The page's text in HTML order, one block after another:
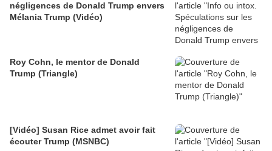
négligences de Donald Trump envers
Mélania Trump (Vidéo)
Roy Cohn, le mentor de Donald
Trump (Triangle)
[Vidéo] Susan Rice admet avoir fait
écouter Trump (MSNBC)